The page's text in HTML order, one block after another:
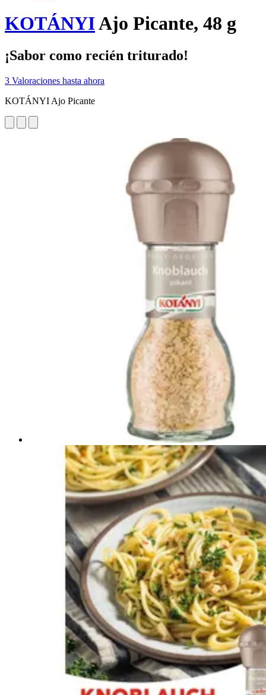
KOTÁNYIAjo Picante, 48 g
¡Sabor como recién triturado!
3 Valoraciones hasta ahora
KOTÁNYI Ajo Picante